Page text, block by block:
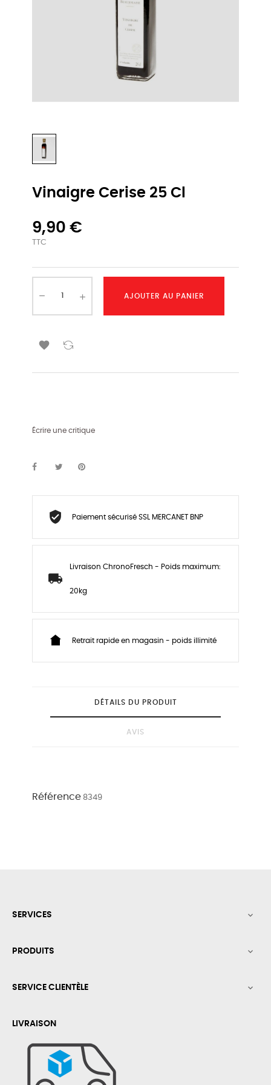
Vinaigre Cerise 25 Cl
9,90 €
TTC
AJOUTER AU PANIER

Écrire une critique
Paiement sécurisé SSL MERCANET BNP
Livraison ChronoFresch - Poids maximum:
20kg
Retrait rapide en magasin - poids illimité
DÉTAILS DU PRODUIT
AVIS
Référence 8349
SERVICES 
PRODUITS 
SERVICE CLIENTÈLE 
LIVRAISON